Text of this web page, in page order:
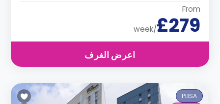
From
£279
/week
اعرض الغرف
PBSA